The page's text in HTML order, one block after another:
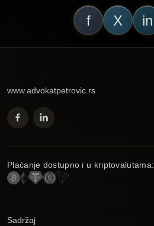
f X in
www.advokatpetrovic.rs
Plaćanje dostupno i u kriptovalutama:
Sadržaj